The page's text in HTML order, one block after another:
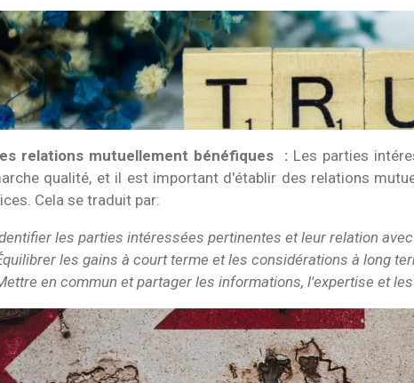
relations mutuellement bénéfiques :Les parties
qualité, et il est important d'établir des relations
Cela se traduit par:
les parties intéressées pertinentes et leur relation
les gains à court terme et les considérations à long
en commun et partager les informations, l'expertise et